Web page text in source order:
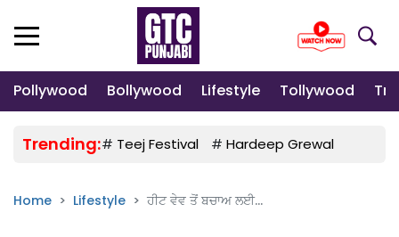
Pollywood Bollywood Lifestyle Tollywood
Trending:# Teej Festival # Hardeep Grewal
Home Lifestyle ਹੀਟ ਵੇਵ ਤੋਂ ਬਚਾਅ ਲਈ...